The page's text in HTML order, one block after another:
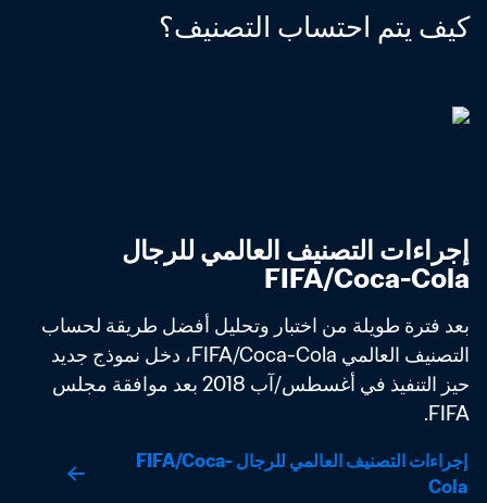
كيف يتم احتساب التصنيف؟
FIFA/Coca-Cola
FIFA.
إجراءات التصنيف العالمي للرجال FIFA/Coca-
Cola